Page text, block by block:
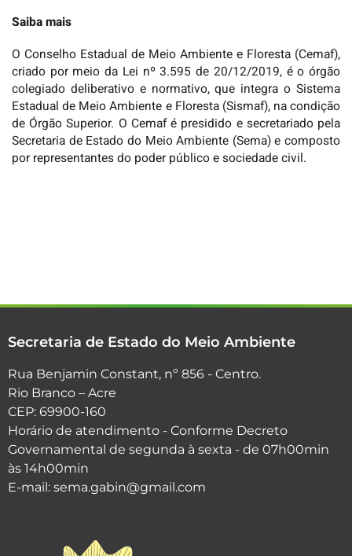
Saiba mais
O Conselho Estadual de Meio Ambiente e Floresta (Cemaf),
criado por meio da Lei nº 3.595 de 20/12/2019, é o órgão
colegiado deliberativo e normativo, que integra o Sistema
Estadual de Meio Ambiente e Floresta (Sismaf), na condição
de Órgão Superior. O Cemaf é presidido e secretariado pela
Secretaria de Estado do Meio Ambiente (Sema) e composto
por representantes do poder público e sociedade civil.
Secretaria de Estado do Meio Ambiente
Rua Benjamin Constant, nº 856 - Centro.
Rio Branco – Acre
CEP: 69900-160
Horário de atendimento - Conforme Decreto
Governamental de segunda à sexta - de 07h00min
às 14h00min
E-mail: sema.gabin@gmail.com